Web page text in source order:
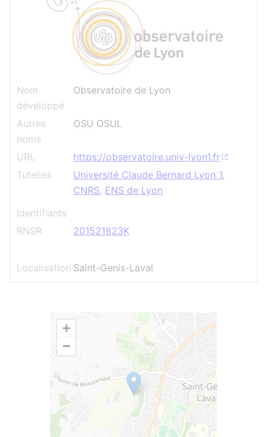
Nom
développé
Observatoire de Lyon
Autres
noms
OSU OSUL
URL
https://observatoire.univ-lyon1.fr
Tutelles
Université Claude Bernard Lyon 1,
CNRS, ENS de Lyon
Identifiants
RNSR
201521823K
Localisation Saint-Genis-Laval
+
−